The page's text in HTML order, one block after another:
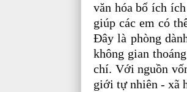
văn hóa bổ ích
giúp các em có
Đây là phòng
không gian
chí. Với nguồn
giới tự nhiên - xã